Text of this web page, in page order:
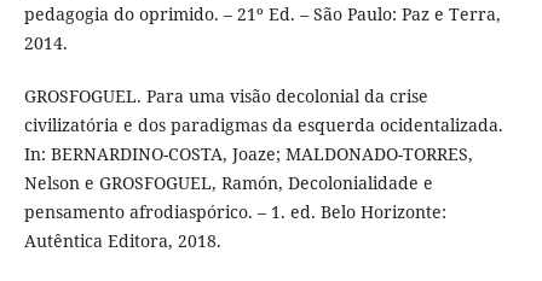
pedagogia do oprimido. – 21º Ed. – São Paulo: Paz e Terra,
2014.
GROSFOGUEL. Para uma visão decolonial da crise
civilizatória e dos paradigmas da esquerda ocidentalizada.
In: BERNARDINO-COSTA, Joaze; MALDONADO-TORRES,
Nelson e GROSFOGUEL, Ramón, Decolonialidade e
pensamento afrodiaspórico. – 1. ed. Belo Horizonte:
Autêntica Editora, 2018.